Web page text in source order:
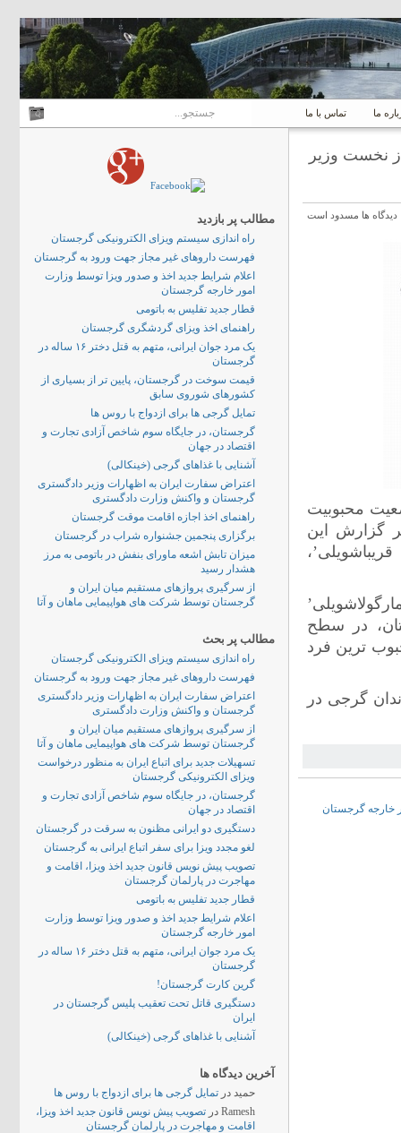
ما تماس با ما
نخست وزیر
دیدگاه ها مسدود است
محبوبیت
گزارش این
در سطح
ترین فرد
3338 نفر از شهروندان گرجی در
خارجه گرجستان
مطالب پر بازدید
راه اندازی سیستم ویزای الکترونیکی گرجستان
فهرست داروهای غیر مجاز جهت ورود به گرجستان
اعلام شرایط جدید اخذ و صدور ویزا توسط وزارت
امور خارجه گرجستان
قطار جدید تفلیس به باتومی
راهنمای اخذ ویزای گردشگری گرجستان
یک مرد جوان ایرانی، متهم به قتل دختر ۱۶ ساله در
گرجستان
قیمت سوخت در گرجستان، پایین تر از بسیاری از
کشورهای شوروی سابق
تمایل گرجی ها برای ازدواج با روس ها
گرجستان، در جایگاه سوم شاخص آزادی تجارت و
اقتصاد در جهان
آشنایی با غذاهای گرجی (خینکالی)
اعتراض سفارت ایران به اظهارات وزیر دادگستری
گرجستان و واکنش وزارت دادگستری
راهنمای اخذ اجازه اقامت موقت گرجستان
برگزاری پنجمین جشنواره شراب در گرجستان
میزان تابش اشعه ماورای بنفش در باتومی به مرز
هشدار رسید
از سرگیری پروازهای مستقیم میان ایران و
گرجستان توسط شرکت های هواپیمایی ماهان و آتا
مطالب پر بحث
راه اندازی سیستم ویزای الکترونیکی گرجستان
فهرست داروهای غیر مجاز جهت ورود به گرجستان
اعتراض سفارت ایران به اظهارات وزیر دادگستری
گرجستان و واکنش وزارت دادگستری
از سرگیری پروازهای مستقیم میان ایران و
گرجستان توسط شرکت های هواپیمایی ماهان و آتا
تسهیلات جدید برای اتباع ایران به منظور درخواست
ویزای الکترونیکی گرجستان
گرجستان، در جایگاه سوم شاخص آزادی تجارت و
اقتصاد در جهان
دستگیری دو ایرانی مظنون به سرقت در گرجستان
لغو مجدد ویزا برای سفر اتباع ایرانی به گرجستان
تصویب پیش نویس قانون جدید اخذ ویزا، اقامت و
مهاجرت در پارلمان گرجستان
قطار جدید تفلیس به باتومی
اعلام شرایط جدید اخذ و صدور ویزا توسط وزارت
امور خارجه گرجستان
یک مرد جوان ایرانی، متهم به قتل دختر ۱۶ ساله در
گرجستان
گرین کارت گرجستان!
دستگیری قاتل تحت تعقیب پلیس گرجستان در
ایران
آشنایی با غذاهای گرجی (خینکالی)
آخرین دیدگاه ها
حمید در تمایل گرجی ها برای ازدواج با روس ها
Ramesh در تصویب پیش نویس قانون جدید اخذ ویزا،
اقامت و مهاجرت در پارلمان گرجستان